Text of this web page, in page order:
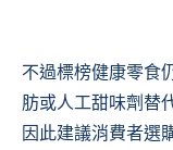
不過標榜健康零食
肪或人工甜味劑替
因此建議消費者選